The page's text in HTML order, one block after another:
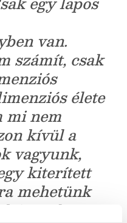
van.
számít, csak
élete
mi nem
kívül a
vagyunk,
kiterített
mehetünk
de